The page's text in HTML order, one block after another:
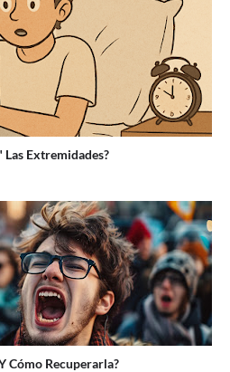
Las Extremidades?
Cómo Recuperarla?